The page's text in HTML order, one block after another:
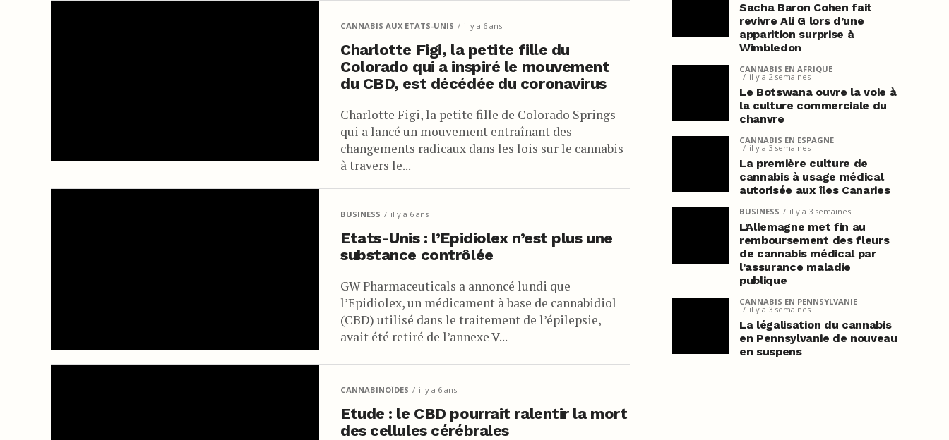
CANNABIS AUX ETATS-UNIS il y a 6 ans
Charlotte Figi, la petite fille du
Colorado qui a inspiré le mouvement
du CBD, est décédée du coronavirus
Charlotte Figi, la petite fille de Colorado Springs
qui a lancé un mouvement entraînant des
changements radicaux dans les lois sur le cannabis
à travers le...
BUSINESS il y a 6 ans
Etats-Unis : l’Epidiolex n’est plus une
substance contrôlée
GW Pharmaceuticals a annoncé lundi que
l’Epidiolex, un médicament à base de cannabidiol
(CBD) utilisé dans le traitement de l’épilepsie,
avait été retiré de l’annexe V...
CANNABINOÏDES il y a 6 ans
Etude : le CBD pourrait ralentir la mort
des cellules cérébrales
Sacha Baron Cohen fait
revivre Ali G lors d’une
apparition surprise à
Wimbledon
CANNABIS EN AFRIQUE
il y a 2 semaines
Le Botswana ouvre la voie à
la culture commerciale du
chanvre
CANNABIS EN ESPAGNE
il y a 3 semaines
La première culture de
cannabis à usage médical
autorisée aux îles Canaries
BUSINESS il y a 3 semaines
L’Allemagne met fin au
remboursement des fleurs
de cannabis médical par
l’assurance maladie
publique
CANNABIS EN PENNSYLVANIE
il y a 3 semaines
La légalisation du cannabis
en Pennsylvanie de nouveau
en suspens